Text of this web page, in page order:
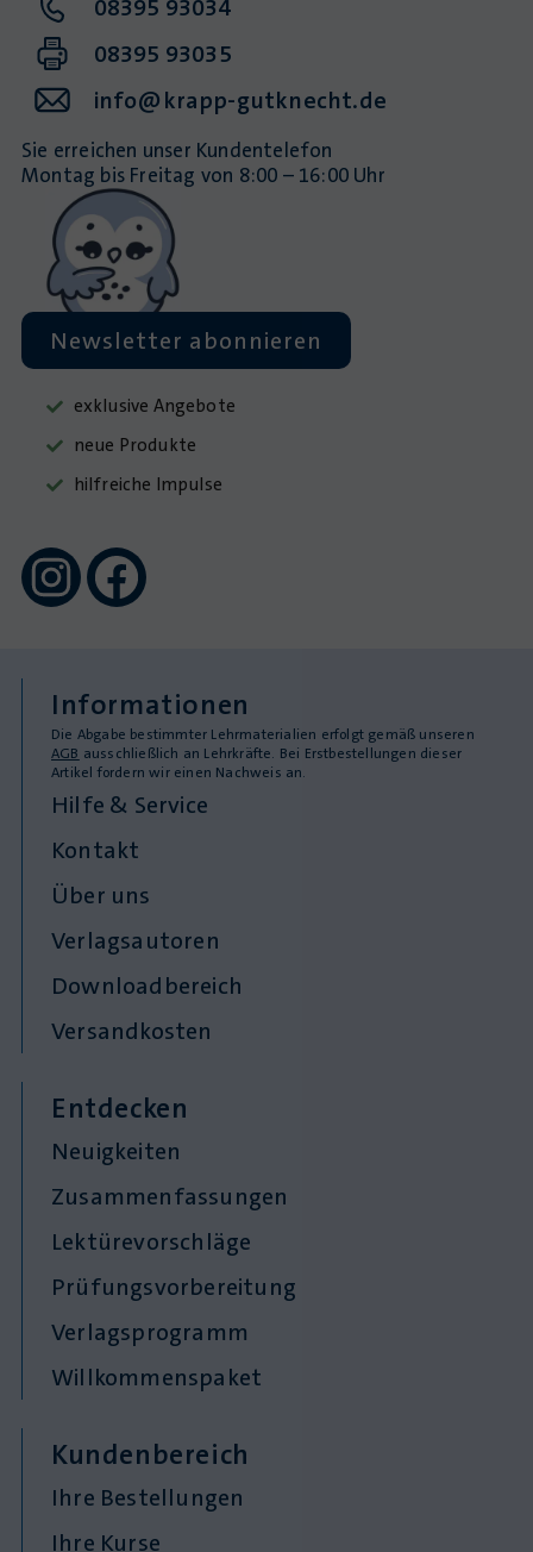
08395 93034
08395 93035
info@krapp-gutknecht.de
Sie erreichen unser Kundentelefon
Montag bis Freitag von 8:00 – 16:00 Uhr
Newsletter abonnieren
exklusive Angebote
neue Produkte
hilfreiche Impulse
Informationen
Die Abgabe bestimmter Lehrmaterialien erfolgt gemäß unseren
AGB ausschließlich an Lehrkräfte. Bei Erstbestellungen dieser
Artikel fordern wir einen Nachweis an.
Hilfe & Service
Kontakt
Über uns
Verlagsautoren
Downloadbereich
Versandkosten
Entdecken
Neuigkeiten
Zusammenfassungen
Lektürevorschläge
Prüfungsvorbereitung
Verlagsprogramm
Willkommenspaket
Kundenbereich
Ihre Bestellungen
Ihre Kurse